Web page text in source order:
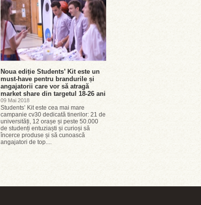
Noua ediție Students’ Kit este un
must-have pentru brandurile și
angajatorii care vor să atragă
market share din targetul 18-26 ani
09 Mai 2018
Students’ Kit este cea mai mare
campanie cv30 dedicată tinerilor: 21 de
universități, 12 orașe și peste 50.000
de studenți entuziaști și curioși să
încerce produse și să cunoască
angajatori de top....